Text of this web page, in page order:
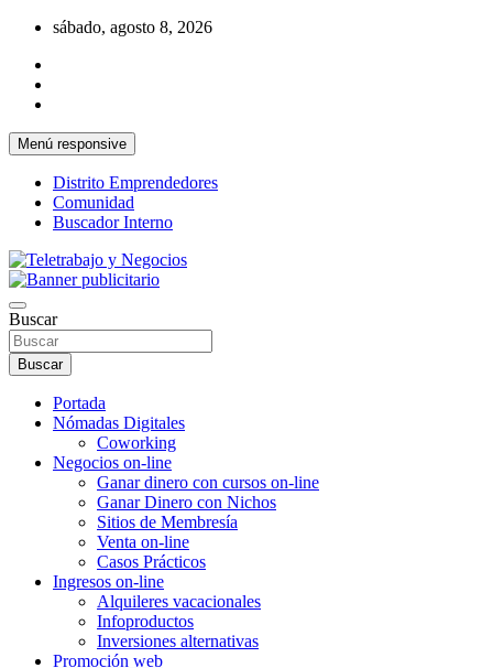
Saltar
contenido
sábado, agosto 8, 2026
Menú responsive
Distrito Emprendedores
Comunidad
Buscador Interno
Teletrabajo y Negocios
Buscar
Buscar
Portada
Nómadas Digitales
Coworking
Negocios on-line
Ganar dinero con cursos on-line
Ganar Dinero con Nichos
Sitios de Membresía
Venta on-line
Casos Prácticos
Ingresos on-line
Alquileres vacacionales
Infoproductos
Inversiones alternativas
Promoción web